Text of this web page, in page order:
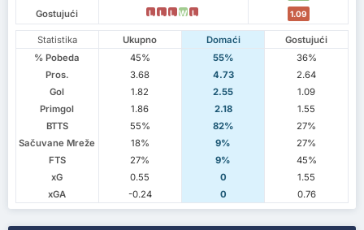
Gostujući L L L W L 1.09
Statistika Ukupno Domaći
Gostujući
% Pobeda
45% 55%
36%
Pros.
3.68 4.73
2.64
Gol
1.82 2.55
1.09
Primgol
1.86 2.18
1.55
BTTS
55% 82%
27%
Sačuvane Mreže
18% 9%
27%
FTS
27% 9%
45%
xG
0.55 0
1.55
xGA
-0.24 0 0.76